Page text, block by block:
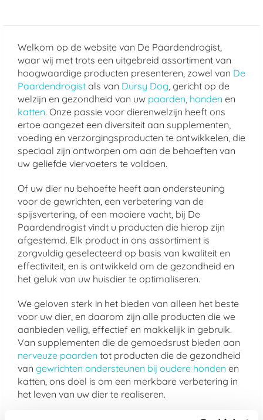
Welkom op de website van De Paardendrogist,
waar wij met trots een uitgebreid assortiment van
hoogwaardige producten presenteren, zowel van De
Paardendrogist als van Dursy Dog, gericht op de
welzijn en gezondheid van uw paarden, honden en
katten. Onze passie voor dierenwelzijn heeft ons
ertoe aangezet een diversiteit aan supplementen,
voeding en verzorgingsproducten te ontwikkelen, die
speciaal zijn ontworpen om aan de behoeften van
uw geliefde viervoeters te voldoen.
Of uw dier nu behoefte heeft aan ondersteuning
voor de gewrichten, een verbetering van de
spijsvertering, of een mooiere vacht, bij De
Paardendrogist vindt u producten die hierop zijn
afgestemd. Elk product in ons assortiment is
zorgvuldig geselecteerd op basis van kwaliteit en
effectiviteit, en is ontwikkeld om de gezondheid en
het geluk van uw huisdier te optimaliseren.
We geloven sterk in het bieden van alleen het beste
voor uw dier, en daarom zijn alle producten die we
aanbieden veilig, effectief en makkelijk in gebruik.
Van supplementen die de gemoedsrust bieden aan
nerveuze paarden tot producten die de gezondheid
van gewrichten ondersteunen bij oudere honden en
katten, ons doel is om een merkbare verbetering in
het leven van uw dier te realiseren.